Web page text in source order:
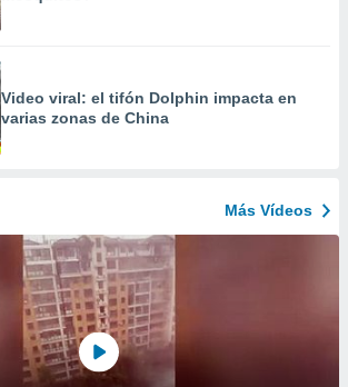
Video viral: el tifón Dolphin impacta en
varias zonas de China
Más Vídeos